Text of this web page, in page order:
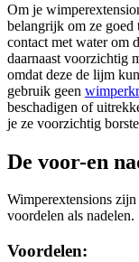
Om je
belangrijk om ze goed
contact met water om
daarnaast voorzichtig
omdat deze de lijm
gebruik geen
beschadigen of
je ze voorzichtig
De voor-en
Wimperextensions zijn
voordelen als nadelen.
Voordelen: